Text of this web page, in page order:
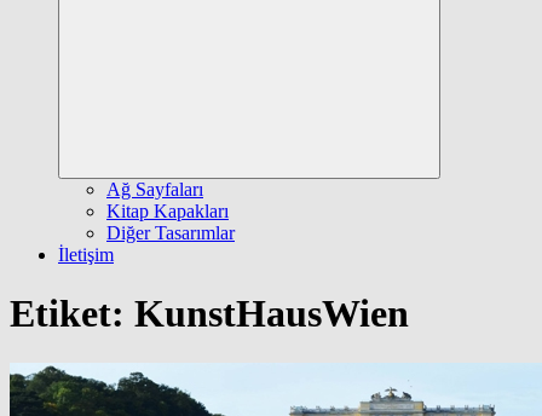
Ağ Sayfaları
Kitap Kapakları
Diğer Tasarımlar
İletişim
Etiket: KunstHausWien